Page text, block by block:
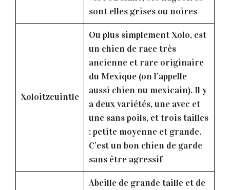
sont elles grises ou noires
Xoloitzcuintle
Ou plus simplement Xolo, est
un chien de race très
ancienne et rare originaire
du Mexique (on l’appelle
aussi chien nu mexicain). Il y
a deux variétés, une avec et
une sans poils, et trois tailles
: petite moyenne et grande.
C’est un bon chien de garde
sans être agressif
Abeille de grande taille et de